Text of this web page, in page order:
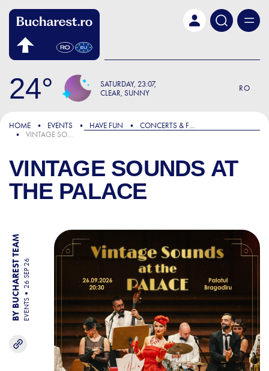
24 SATURDAY 23:07
CLEAR, SUNNY
RO
HOME EVENTS HAVE FUN
CONCERTS & FESTIVALS
VINTAGE SOUNDS AT THE PALACE
VINTAGE SOUNDS AT
THE PALACE
BY BUCHAREST TEAM EVENTS
26 SEP 26